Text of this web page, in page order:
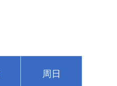
周日